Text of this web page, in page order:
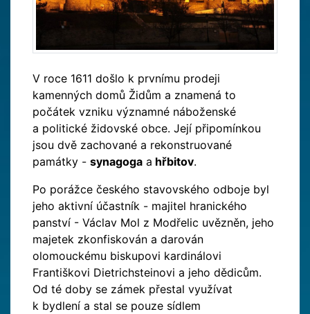
V roce 1611 došlo k prvnímu prodeji
kamenných domů Židům a znamená to
počátek vzniku významné náboženské
a politické židovské obce. Její připomínkou
jsou dvě zachované a rekonstruované
památky - synagoga a hřbitov.
Po porážce českého stavovského odboje byl
jeho aktivní účastník - majitel hranického
panství - Václav Mol z Modřelic uvězněn, jeho
majetek zkonfiskován a darován
olomouckému biskupovi kardinálovi
Františkovi Dietrichsteinovi a jeho dědicům.
Od té doby se zámek přestal využívat
k bydlení a stal se pouze sídlem